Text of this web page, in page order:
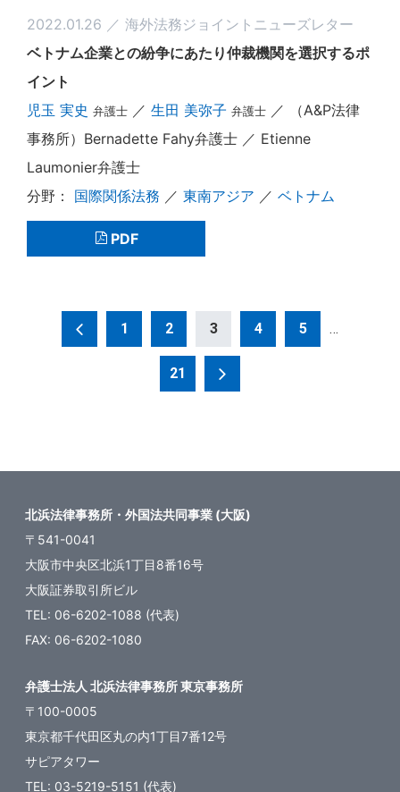
2022.01.26 ／ 海外法務ジョイントニューズレター
ベトナム企業との紛争にあたり仲裁機関を選択するポ
イント
児玉 実史 弁護士 ／ 生田 美弥子 弁護士 ／ （A&P法律
事務所）Bernadette Fahy弁護士 ／ Etienne
Laumonier弁護士
国際関係法務 ／ 東南アジア ／ ベトナム
PDF
稿
り
1 2 3 4 5 …
21
北浜法律事務所・外国法共同事業 (大阪)
〒541-0041
大阪市中央区北浜1丁目8番16号
大阪証券取引所ビル
TEL: 06-6202-1088 (代表)
FAX: 06-6202-1080
弁護士法人 北浜法律事務所 東京事務所
〒100-0005
東京都千代田区丸の内1丁目7番12号
サピアタワー
TEL: 03-5219-5151 (代表)